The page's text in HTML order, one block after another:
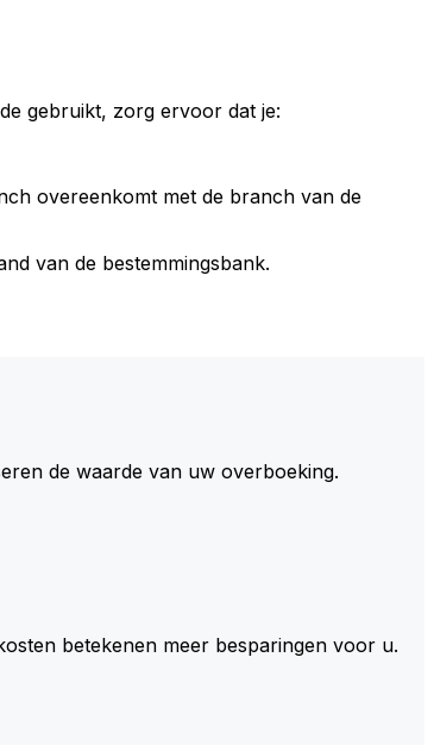
gebruikt, zorg ervoor dat je:
overeenkomt met de branch van de
van de bestemmingsbank.
de waarde van uw overboeking.
betekenen meer besparingen voor u.